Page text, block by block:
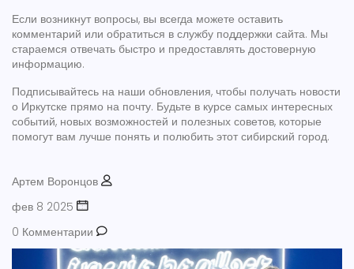
Если возникнут вопросы, вы всегда можете оставить
комментарий или обратиться в службу поддержки сайта. Мы
стараемся отвечать быстро и предоставлять достоверную
информацию.
Подписывайтесь на наши обновления, чтобы получать новости
о Иркутске прямо на почту. Будьте в курсе самых интересных
событий, новых возможностей и полезных советов, которые
помогут вам лучше понять и полюбить этот сибирский город.
Артем Воронцов
фев 8 2025
0 Комментарии